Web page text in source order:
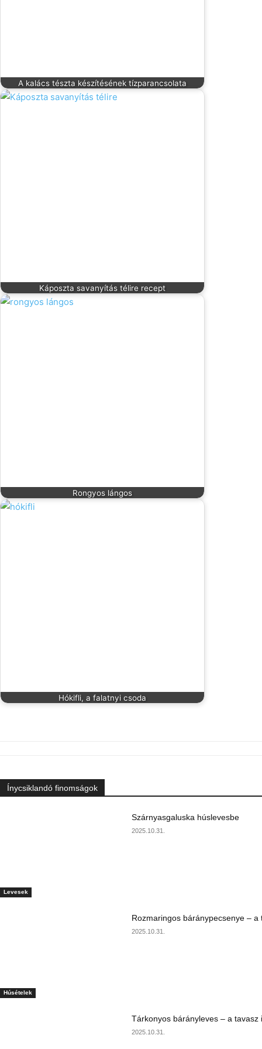
A kalács tészta készítésének tízparancsolata
Káposzta savanyítás télire recept
Rongyos lángos
Hókifli, a falatnyi csoda
Ínycsiklandó finomságok
Levesek
Szárnyasgaluska húslevesbe
2025.10.31.
Húsételek
Rozmaringos báránypecsenye – a
2025.10.31.
Tárkonyos bárányleves – a tavasz
2025.10.31.